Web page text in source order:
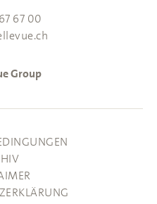
67 00
Group